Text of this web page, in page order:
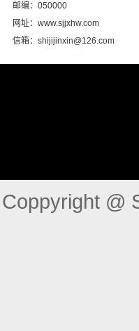
邮编：050000
网址：www.sjjxhw.com
信箱：shijijinxin@126.com
Coppyright @